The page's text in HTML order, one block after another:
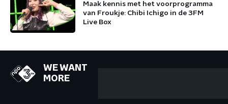
Maak kennis met het voorprogramma
van Froukje: Chibi Ichigo in de 3FM
Live Box
WE WANT
MORE